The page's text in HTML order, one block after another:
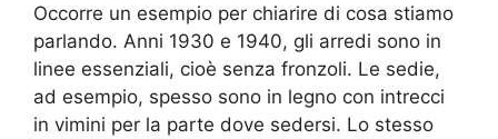
Occorre un esempio per chiarire di cosa stiamo
parlando. Anni 1930 e 1940, gli arredi sono in
linee essenziali, cioè senza fronzoli. Le sedie,
ad esempio, spesso sono in legno con intrecci
in vimini per la parte dove sedersi. Lo stesso